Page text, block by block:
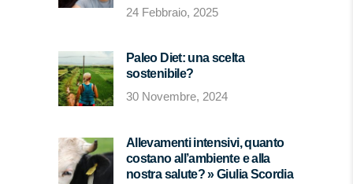
24 Febbraio, 2025
Paleo Diet: una scelta
sostenibile?
30 Novembre, 2024
Allevamenti intensivi, quanto
costano all’ambiente e alla
nostra salute? » Giulia Scordia